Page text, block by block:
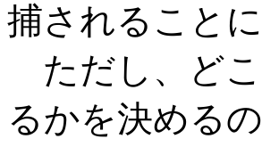
捕されること
ただし、ど
るかを決める